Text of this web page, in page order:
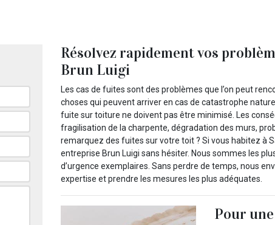
Résolvez rapidement vos
Brun Luigi
Les cas de fuites sont des problèmes que l’on peut
choses qui peuvent arriver en cas de catastrophe
fuite sur toiture ne doivent pas être minimisé. Les
fragilisation de la charpente, dégradation des murs,
remarquez des fuites sur votre toit ? Si vous habitez à
entreprise Brun Luigi sans hésiter. Nous sommes les
d’urgence exemplaires. Sans perdre de temps, nous
expertise et prendre les mesures les plus adéquates.
Pour